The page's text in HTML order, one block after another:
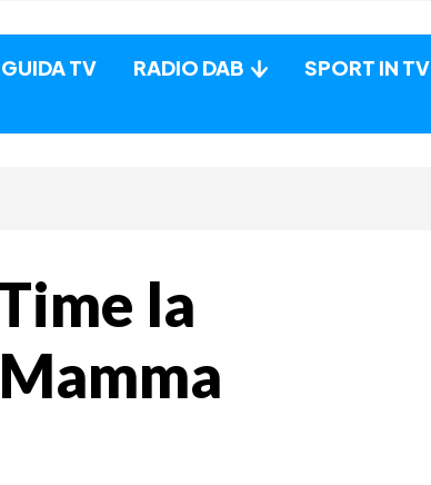
GUIDA TV RADIO DAB SPORT IN TV
la